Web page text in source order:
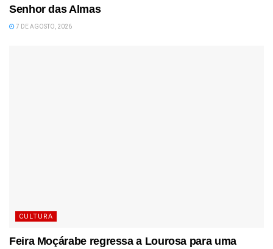
Senhor das Almas
7 DE AGOSTO, 2026
CULTURA
Feira Moçárabe regressa a Lourosa para uma